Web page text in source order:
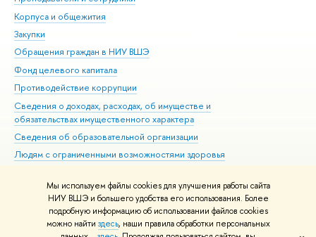
Мы используем файлы cookies для улучшения работы сайта
НИУ ВШЭ и большего удобства его использования. Более
подробную информацию об использовании файлов cookies
можно найти здесь, наши правила обработки персональных
Корпуса и общежития
Закупки
Обращения граждан в НИУ ВШЭ
Фонд целевого капитала
Противодействие коррупции
Сведения о доходах, расходах, об имуществе и
обязательствах имущественного характера
Сведения об образовательной организации
Людям с ограниченными возможностями здоровья
Работа в Вышке